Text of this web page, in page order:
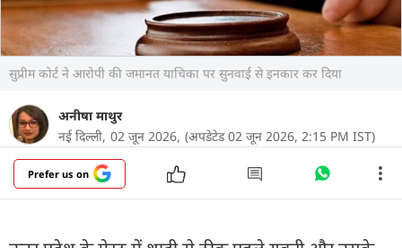
सुप्रीम कोर्ट ने आरोपी की जमानत याचिका पर सुनवाई से इनकार कर दिया
अनीषा माथुर
नई दिल्ली, 02 जून 2026, (अपडेटेड 02 जून 2026, 2:15 PM IST)
Prefer us on